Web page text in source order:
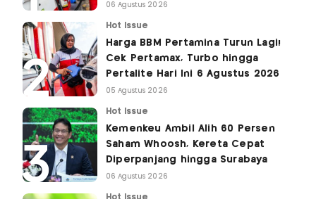
06 Agustus 2026
Hot Issue
Harga BBM Pertamina Turun Lagi!
Cek Pertamax, Turbo hingga
Pertalite Hari Ini 6 Agustus 2026
05 Agustus 2026
Hot Issue
Kemenkeu Ambil Alih 60 Persen
Saham Whoosh, Kereta Cepat
Diperpanjang hingga Surabaya
06 Agustus 2026
Hot Issue